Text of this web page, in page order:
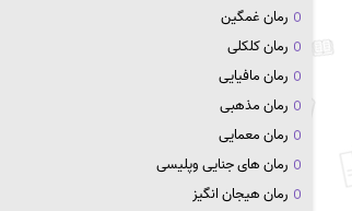
رمان غمگین
رمان کلکلی
رمان مافیایی
رمان مذهبی
رمان معمایی
رمان های جنایی وپلیسی
رمان هیجان انگیز